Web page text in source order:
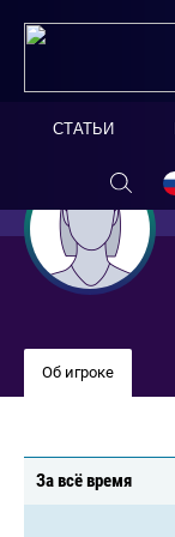
СТАТЬИ
Об игроке
За всё время